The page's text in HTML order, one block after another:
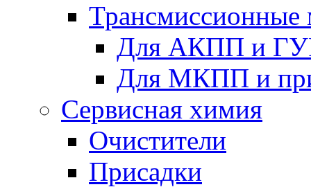
Трансмиссионные
Для АКПП и
Для МКПП и
Сервисная химия
Очистители
Присадки